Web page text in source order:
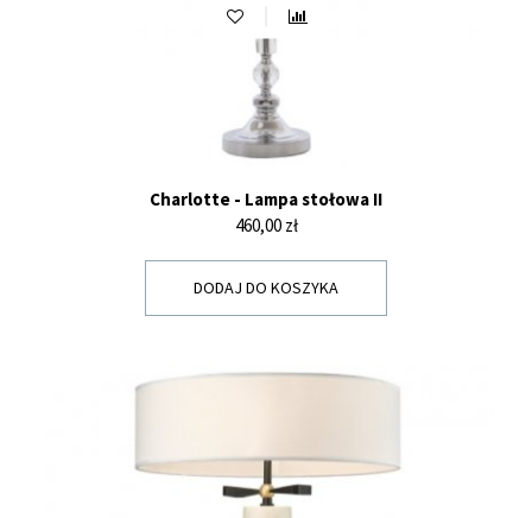
Charlotte - Lampa stołowa II
Cena
460,00 zł
DODAJ DO KOSZYKA